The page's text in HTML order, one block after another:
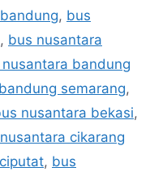
, bus
, bus nusantara
bandung
semarang,
nusantara bekasi,
cikarang
, bus